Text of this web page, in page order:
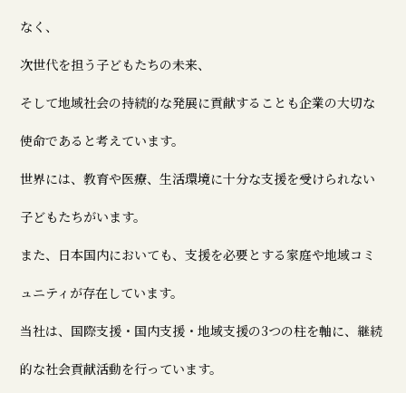
なく、
次世代を担う子どもたちの未来、
そして地域社会の持続的な発展に貢献することも企業の大切な
使命であると考えています。
世界には、教育や医療、生活環境に十分な支援を受けられない
子どもたちがいます。
また、日本国内においても、支援を必要とする家庭や地域コミ
ュニティが存在しています。
当社は、国際支援・国内支援・地域支援の3つの柱を軸に、継続
的な社会貢献活動を行っています。